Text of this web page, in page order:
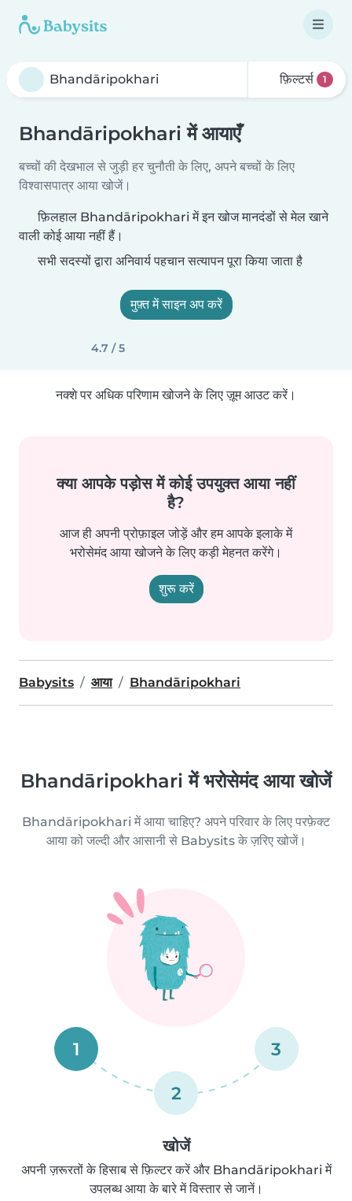
फ़िल्टर्स 1
Bhandāripokhari में आयाएँ
बच्चों की देखभाल से जुड़ी हर चुनौती के लिए, अपने बच्चों के लिए
विश्वासपात्र आया खोजें।
फ़िलहाल Bhandāripokhari में इन खोज मानदंडों से मेल खाने
वाली कोई आया नहीं हैं।
सभी सदस्यों द्वारा अनिवार्य पहचान सत्यापन पूरा किया जाता है
मुफ़्त में साइन अप करें
4.7 / 5
नक्शे पर अधिक परिणाम खोजने के लिए ज़ूम आउट करें।
क्या आपके पड़ोस में कोई उपयुक्त आया नहीं
है?
आज ही अपनी प्रोफ़ाइल जोड़ें और हम आपके इलाके में
भरोसेमंद आया खोजने के लिए कड़ी मेहनत करेंगे।
शुरू करें
Babysits आया Bhandāripokhari
Bhandāripokhari में भरोसेमंद आया खोजें
Bhandāripokhari में आया चाहिए? अपने परिवार के लिए परफ़ेक्ट
आया को जल्दी और आसानी से Babysits के ज़रिए खोजें।
1
2
3
खोजें
अपनी ज़रूरतों के हिसाब से फ़िल्टर करें और Bhandāripokhari में
उपलब्ध आया के बारे में विस्तार से जानें।